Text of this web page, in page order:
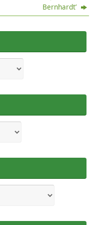
dès le mois de mai.
mi-avril.
au 15 mai.
épanouies du
mi-mai, mais
feuillage
début juin.
parfum. Joli
avril.
25 mai. Durée
Bernhardt’